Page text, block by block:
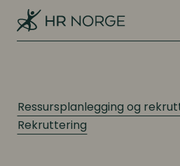
Ressursplanlegging og
Rekruttering